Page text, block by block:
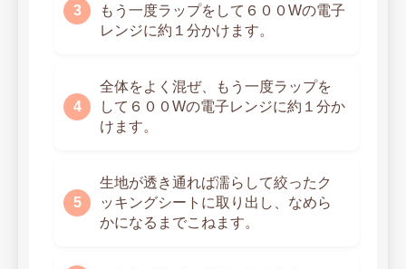
もう一度ラップをして６００Wの電子
レンジに約１分かけます。
全体をよく混ぜ、もう一度ラップを
して６００Wの電子レンジに約１分か
けます。
生地が透き通れば濡らして絞ったク
ッキングシートに取り出し、なめら
かになるまでこねます。